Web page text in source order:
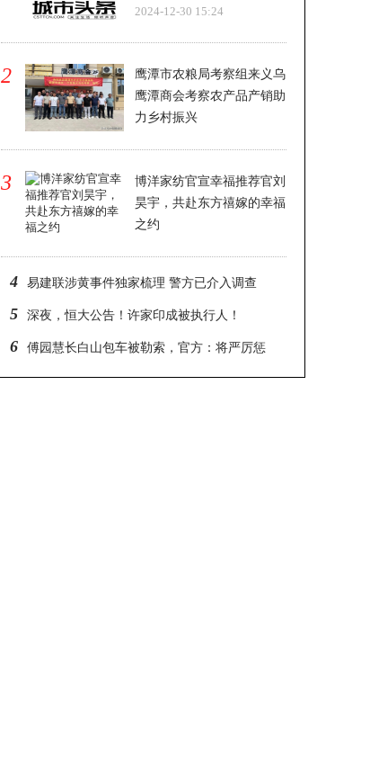
2024-12-30 15:24
2
鹰潭市农粮局考察组来义乌
鹰潭商会考察农产品产销助
力乡村振兴
3
博洋家纺官宣幸福推荐官刘
昊宇，共赴东方禧嫁的幸福
之约
4 易建联涉黄事件独家梳理 警方已介入调查
5 深夜，恒大公告！许家印成被执行人！
6 傅园慧长白山包车被勒索，官方：将严厉惩
处黑车司机